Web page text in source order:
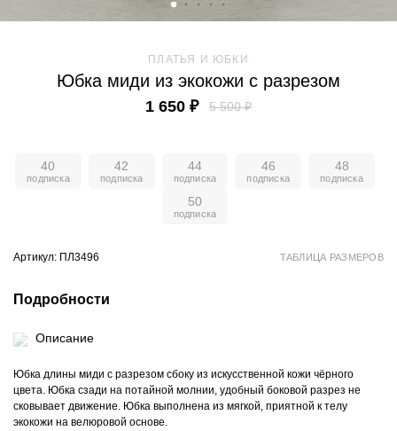
ПЛАТЬЯ И ЮБКИ
Юбка миди из экокожи с разрезом
1 650 ₽ 5 500 ₽
40 42 44 46 48
50
Артикул: ПЛ3496 ТАБЛИЦА РАЗМЕРОВ
Подробности
Описание
Юбка длины миди с разрезом сбоку из искусственной кожи чёрного
цвета. Юбка сзади на потайной молнии, удобный боковой разрез не
сковывает движение. Юбка выполнена из мягкой, приятной к телу
экокожи на велюровой основе.